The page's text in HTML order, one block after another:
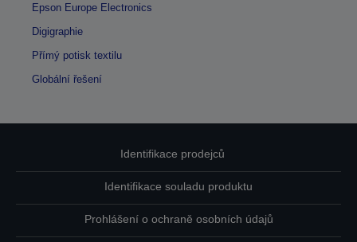
Epson Europe Electronics
Digigraphie
Přímý potisk textilu
Globální řešení
Identifikace prodejců
Identifikace souladu produktu
Prohlášení o ochraně osobních údajů